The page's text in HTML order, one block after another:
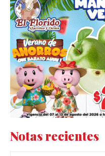
Notas recientes